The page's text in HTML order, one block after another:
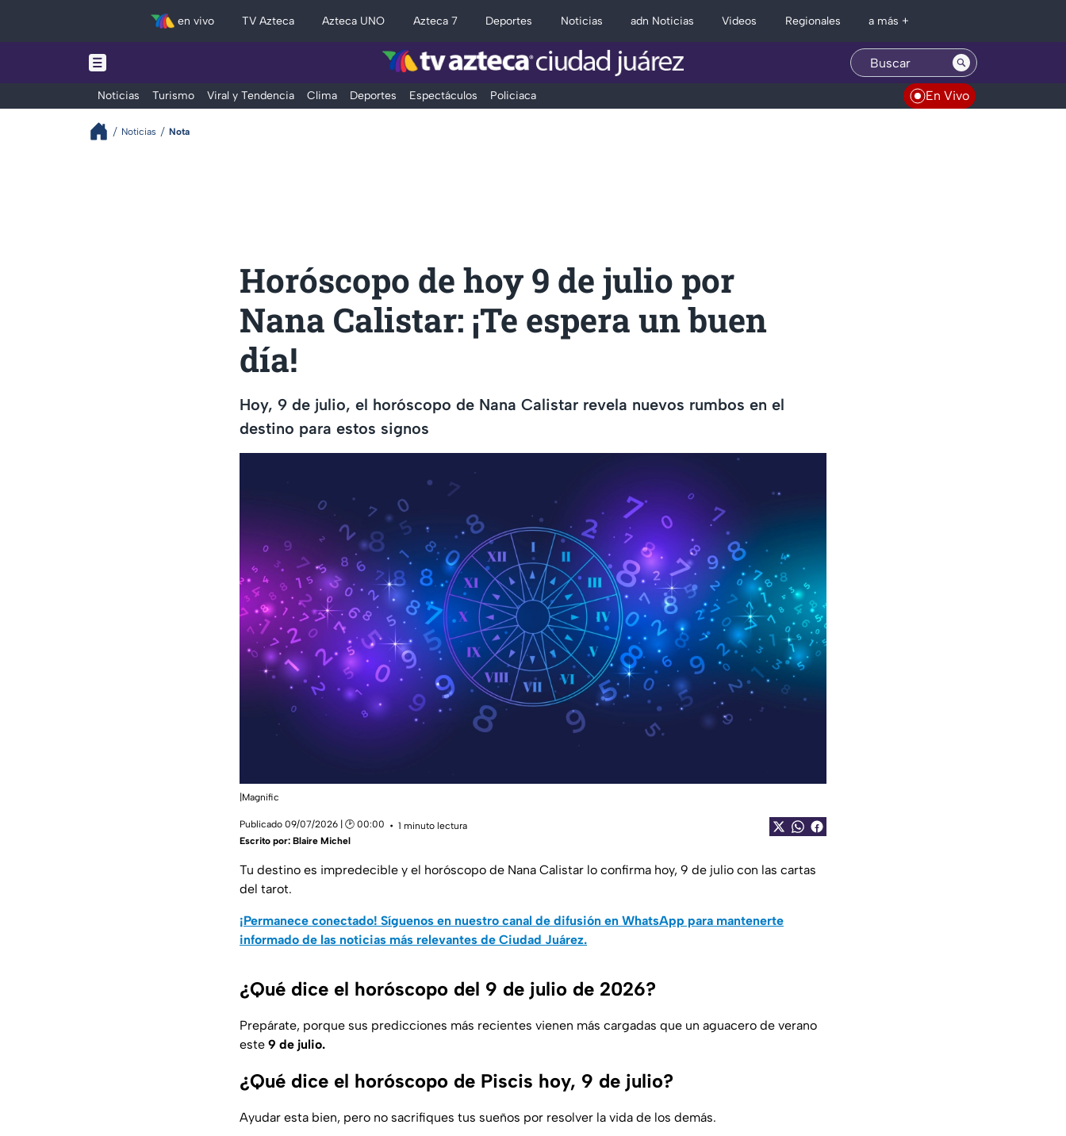
en vivo TV Azteca Azteca UNO Azteca 7 Deportes Noticias adn Noticias Videos Regionales a más +
Noticias Turismo Viral y Tendencia Clima Deportes Espectáculos Policiaca En Vivo
Noticias Nota
Horóscopo de hoy 9 de julio por
Nana Calistar: ¡Te espera un buen
día!
Hoy, 9 de julio, el horóscopo de Nana Calistar revela nuevos rumbos en el
destino para estos signos
|Magnific
Publicado 09/07/2026 | 🕑 00:00
1 minuto lectura
Escrito por: Blaire Michel
Tu destino es impredecible y el horóscopo de Nana Calistar lo confirma hoy, 9 de julio con las cartas
del tarot.
¡Permanece conectado! Síguenos en nuestro canal de difusión en WhatsApp para mantenerte
informado de las noticias más relevantes de Ciudad Juárez.
¿Qué dice el horóscopo del 9 de julio de 2026?
Prepárate, porque sus predicciones más recientes vienen más cargadas que un aguacero de verano
este 9 de julio.
¿Qué dice el horóscopo de Piscis hoy, 9 de julio?
Ayudar esta bien, pero no sacrifiques tus sueños por resolver la vida de los demás.